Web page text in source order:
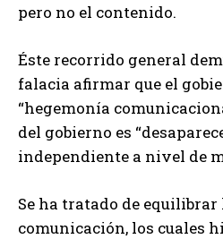
pero no el contenido.
Éste recorrido general
falacia afirmar que el
“hegemonía
del gobierno es
independiente a nivel de
Se ha tratado de equilibrar
comunicación, los cuales